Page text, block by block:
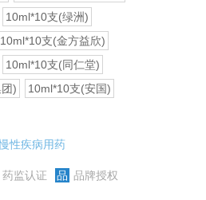
10ml*10支(绿洲)
10ml*10支(金方益欣)
10ml*10支(同仁堂)
)
10ml*10支(安国)
性疾病用药
药监认证 品 品牌授权